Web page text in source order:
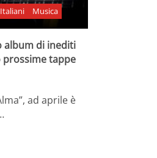
Italiani Musica
album di inediti
prossime tappe
ad aprile è